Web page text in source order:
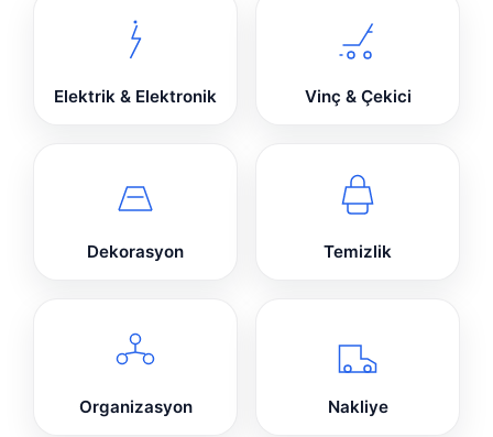
Elektrik & Elektronik Vinç & Çekici
Dekorasyon Temizlik
Organizasyon Nakliye